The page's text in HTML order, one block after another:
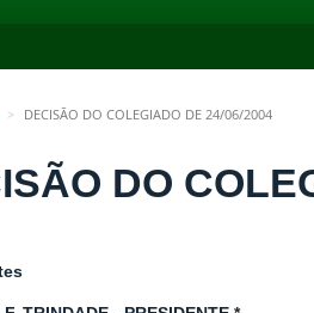
DECISÃO DO COLEGIADO DE 24/06/2004
DO